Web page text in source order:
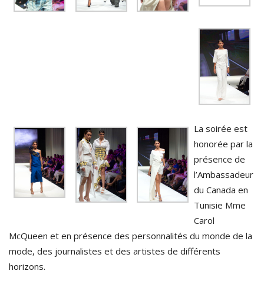
La soirée est
honorée par la
présence de
l’Ambassadeur
du Canada en
Tunisie Mme
Carol
McQueen et en présence des personnalités du monde de la
mode, des journalistes et des artistes de différents
horizons.